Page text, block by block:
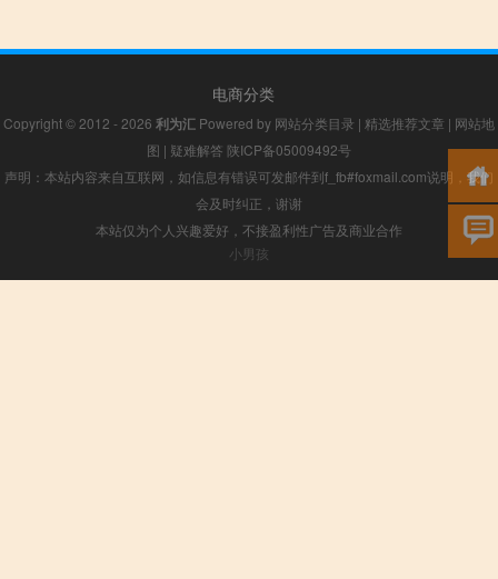
电商分类
Copyright © 2012 - 2026 利为汇 Powered by 网站分类目录 | 精选推荐文章 | 网站地
图 | 疑难解答 陕ICP备05009492号
声明：本站内容来自互联网，如信息有错误可发邮件到f_fb#foxmail.com说明，我们
会及时纠正，谢谢
本站仅为个人兴趣爱好，不接盈利性广告及商业合作
小男孩